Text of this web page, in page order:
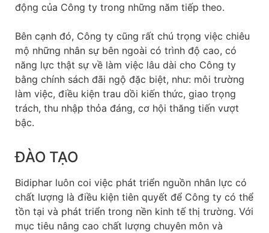
động của Công ty trong những năm tiếp theo.
Bên cạnh đó, Công ty cũng rất chú trọng việc chiêu
mộ những nhân sự bên ngoài có trình độ cao, có
năng lực thật sự về làm việc lâu dài cho Công ty
bằng chính sách đãi ngộ đặc biệt, như: môi trường
làm việc, điều kiện trau dồi kiến thức, giao trọng
trách, thu nhập thỏa đáng, cơ hội thăng tiến vượt
bậc.
ĐÀO TẠO
Bidiphar luôn coi việc phát triển nguồn nhân lực có
chất lượng là điều kiện tiên quyết để Công ty có thể
tồn tại và phát triển trong nền kinh tế thị trường. Với
mục tiêu nâng cao chất lượng chuyên môn và